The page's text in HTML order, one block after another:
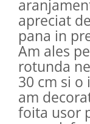
apreciat
pana in
Am ales
rotunda
30 cm si o
am
foita usor